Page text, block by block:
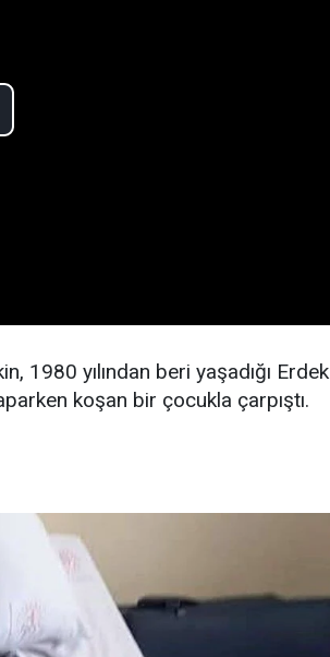
1980 yılından beri yaşadığı Erdek
koşan bir çocukla çarpıştı.